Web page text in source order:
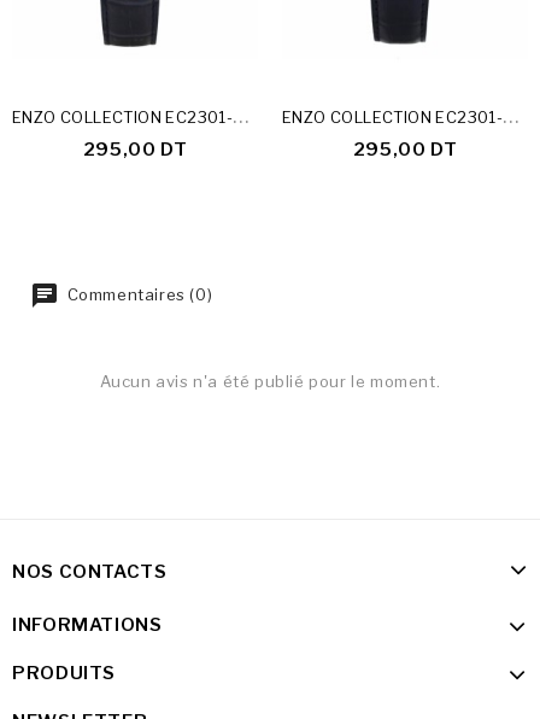
E
NZO COLLECTION EC2301-24-B
295,00 DT
E
NZO COLLECTION EC2301-24-C
295,00 DT
Commentaires (0)
Aucun avis n'a été publié pour le moment.
NOS CONTACTS
INFORMATIONS
PRODUITS